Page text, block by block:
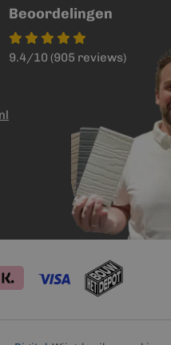
Beoordelingen
9.4/10 (905 reviews)